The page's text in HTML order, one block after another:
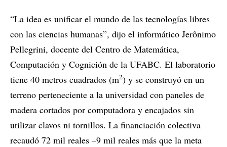
“La idea es unificar el mundo de las tecnologías libres
con las ciencias humanas”, dijo el informático Jerônimo
Pellegrini, docente del Centro de Matemática,
Computación y Cognición de la UFABC. El laboratorio
tiene 40 metros cuadrados (m2) y se construyó en un
terreno perteneciente a la universidad con paneles de
madera cortados por computadora y encajados sin
utilizar clavos ni tornillos. La financiación colectiva
recaudó 72 mil reales –9 mil reales más que la meta